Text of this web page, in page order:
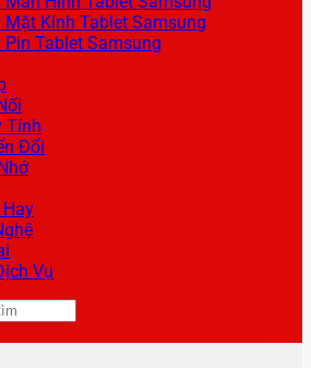
Mặt Kính Tablet Samsung
Pin Tablet Samsung
Tính
Đổi
Vụ